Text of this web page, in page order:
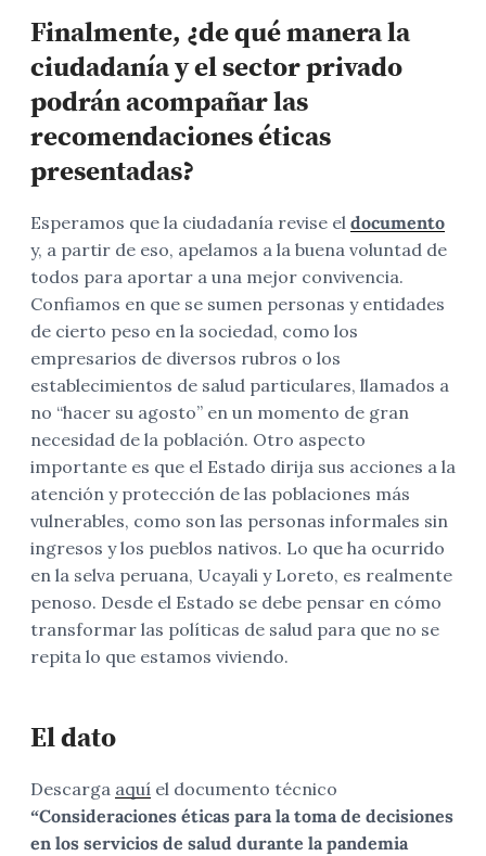
Finalmente, ¿de qué manera la
ciudadanía y el sector privado
podrán acompañar las
recomendaciones éticas
presentadas?
Esperamos que la ciudadanía revise el documento
y, a partir de eso, apelamos a la buena voluntad de
todos para aportar a una mejor convivencia.
Confiamos en que se sumen personas y entidades
de cierto peso en la sociedad, como los
empresarios de diversos rubros o los
establecimientos de salud particulares, llamados a
no “hacer su agosto” en un momento de gran
necesidad de la población. Otro aspecto
importante es que el Estado dirija sus acciones a la
atención y protección de las poblaciones más
vulnerables, como son las personas informales sin
ingresos y los pueblos nativos. Lo que ha ocurrido
en la selva peruana, Ucayali y Loreto, es realmente
penoso. Desde el Estado se debe pensar en cómo
transformar las políticas de salud para que no se
repita lo que estamos viviendo.
El dato
Descarga aquí el documento técnico
“Consideraciones éticas para la toma de decisiones
en los servicios de salud durante la pandemia